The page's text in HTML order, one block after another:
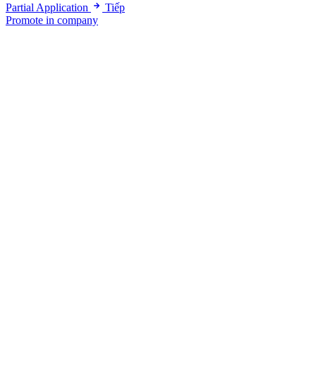
Partial Application
Tiếp
Promote in company